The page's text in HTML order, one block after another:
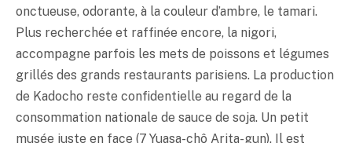
onctueuse, odorante, à la couleur d’ambre, le tamari.
Plus recherchée et raffinée encore, la nigori,
accompagne parfois les mets de poissons et légumes
grillés des grands restaurants parisiens. La production
de Kadocho reste confidentielle au regard de la
consommation nationale de sauce de soja. Un petit
musée juste en face (7 Yuasa-chô Arita-gun). Il est